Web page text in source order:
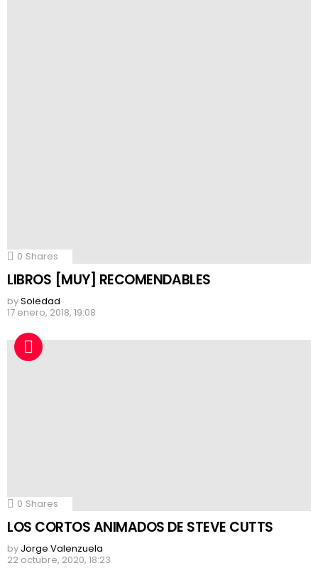
0 Shares
LIBROS [MUY] RECOMENDABLES
bySoledad
17 enero, 2018, 19:08
0 Shares
LOS CORTOS ANIMADOS DE STEVE CUTTS
by Jorge Valenzuela
22 octubre, 2020, 18:23